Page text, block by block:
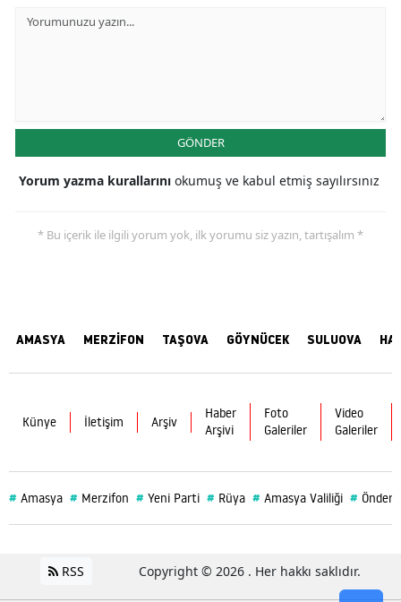
GÖNDER
Yorum yazma kurallarını okumuş ve kabul etmiş sayılırsınız
* Bu içerik ile ilgili yorum yok, ilk yorumu siz yazın, tartışalım *
AMASYA MERZİFON TAŞOVA GÖYNÜCEK SULUOVA
Künye İletişim Arşiv
Haber
Arşivi
Foto
Galeriler
Video
Galeriler
# Amasya # Merzifon # Yeni Parti # Rüya # Amasya Valiliği # Önder
RSS Copyright © 2026 . Her hakkı saklıdır.